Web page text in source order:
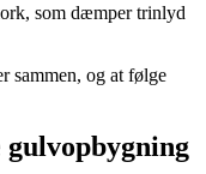
som dæmper trinlyd
sammen, og at følge